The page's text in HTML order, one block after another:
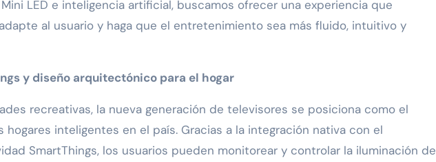
LED e inteligencia artificial, buscamos ofrecer una experiencia que
al usuario y haga que el entretenimiento sea más fluido, intuitivo y
y diseño arquitectónico para el hogar
recreativas, la nueva generación de televisores se posiciona como el
inteligentes en el país. Gracias a la integración nativa con el
SmartThings, los usuarios pueden monitorear y controlar la iluminación de